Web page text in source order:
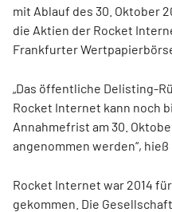
mit Ablauf des 30. Oktober
die Aktien der Rocket
Frankfurter
„Das öffentliche Delisting-
Rocket Internet kann noch
Annahmefrist am 30.
angenommen werden“,
Rocket Internet war 2014
gekommen. Die